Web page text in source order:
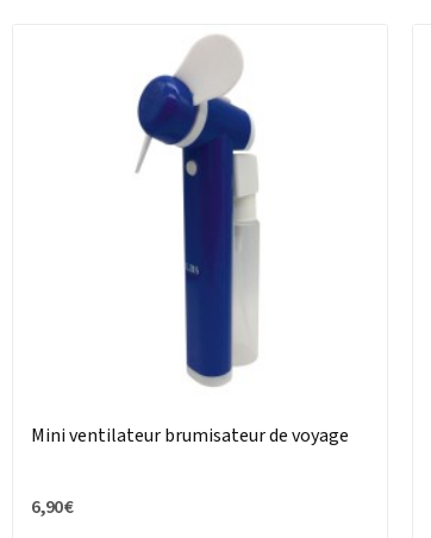
Mini ventilateur brumisateur de voyage
6,90 €